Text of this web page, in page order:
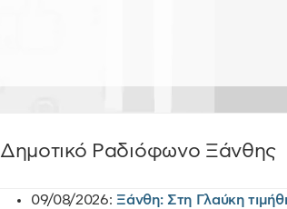
Δημοτικό Ραδιόφωνο Ξάνθης
09/08/2026: Ξάνθη: Στη Γλαύκη